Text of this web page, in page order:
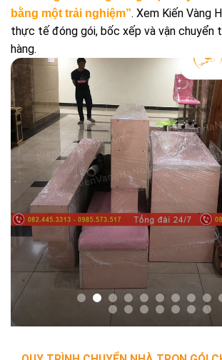
bằng một trải nghiệm”. Xem Kiến Vàng
thực tế đóng gói, bốc xếp và vận chuyển
hàng.